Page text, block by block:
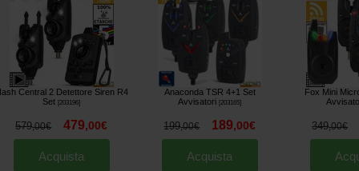
Central 2 Detettore Siren R4
Set [203196]
579,00€ 479,00€
Acquista
Anaconda TSR 4+1 Set
Avvisatori [203165]
199,00€ 189,00€
Acquista
Fox Mini
349,00€